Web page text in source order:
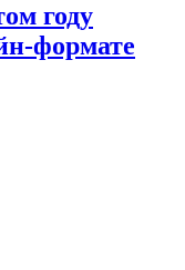
году
формате